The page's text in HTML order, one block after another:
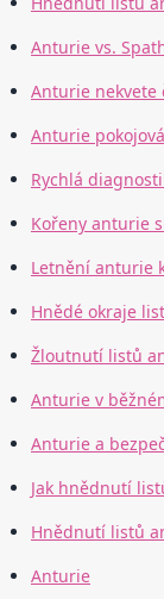
Anturie vs.
Anturie nekvete
Anturie
Rychlá
Kořeny anturie
Letnění anturie
Hnědé okraje
Žloutnutí listů
Anturie v
Anturie a
Jak hnědnutí
Hnědnutí listů
Anturie